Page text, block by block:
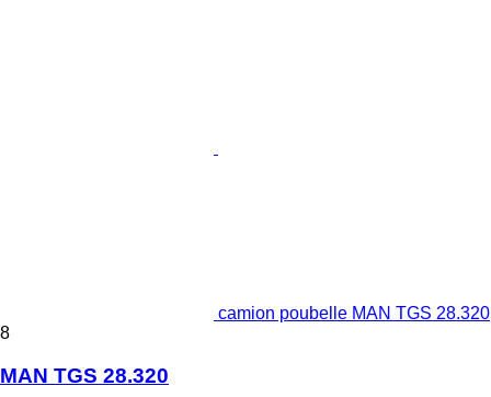
camion poubelle MAN TGS 28.320
8
MAN TGS 28.320